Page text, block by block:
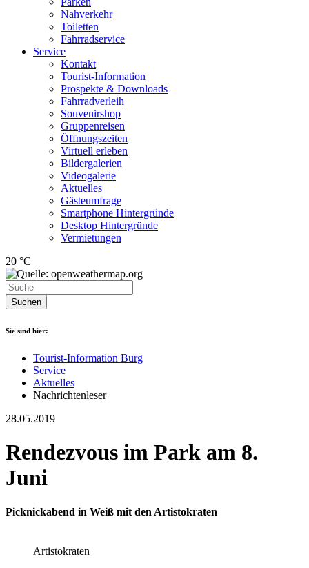
Nahverkehr
Toiletten
Fahrradservice
Service
Kontakt
Tourist-Information
Prospekte & Downloads
Fahrradverleih
Souvenirshop
Gruppenreisen
Öffnungszeiten
Virtuell erleben
Bildergalerien
Videogalerie
Aktuelles
Gästeumfrage
Smartphone Hintergründe
Desktop Hintergründe
Vermietungen
20 °C
Suchen
Sie sind hier:
Tourist-Information Burg
Service
Aktuelles
Nachrichtenleser
28.05.2019
Rendezvous im Park am 8.
Juni
Picknickabend in Weiß mit den Artistokraten
Artistokraten